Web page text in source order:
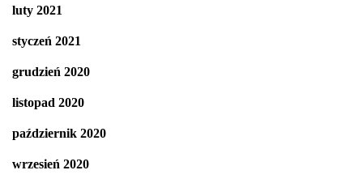
luty 2021
styczeń 2021
grudzień 2020
listopad 2020
październik 2020
wrzesień 2020